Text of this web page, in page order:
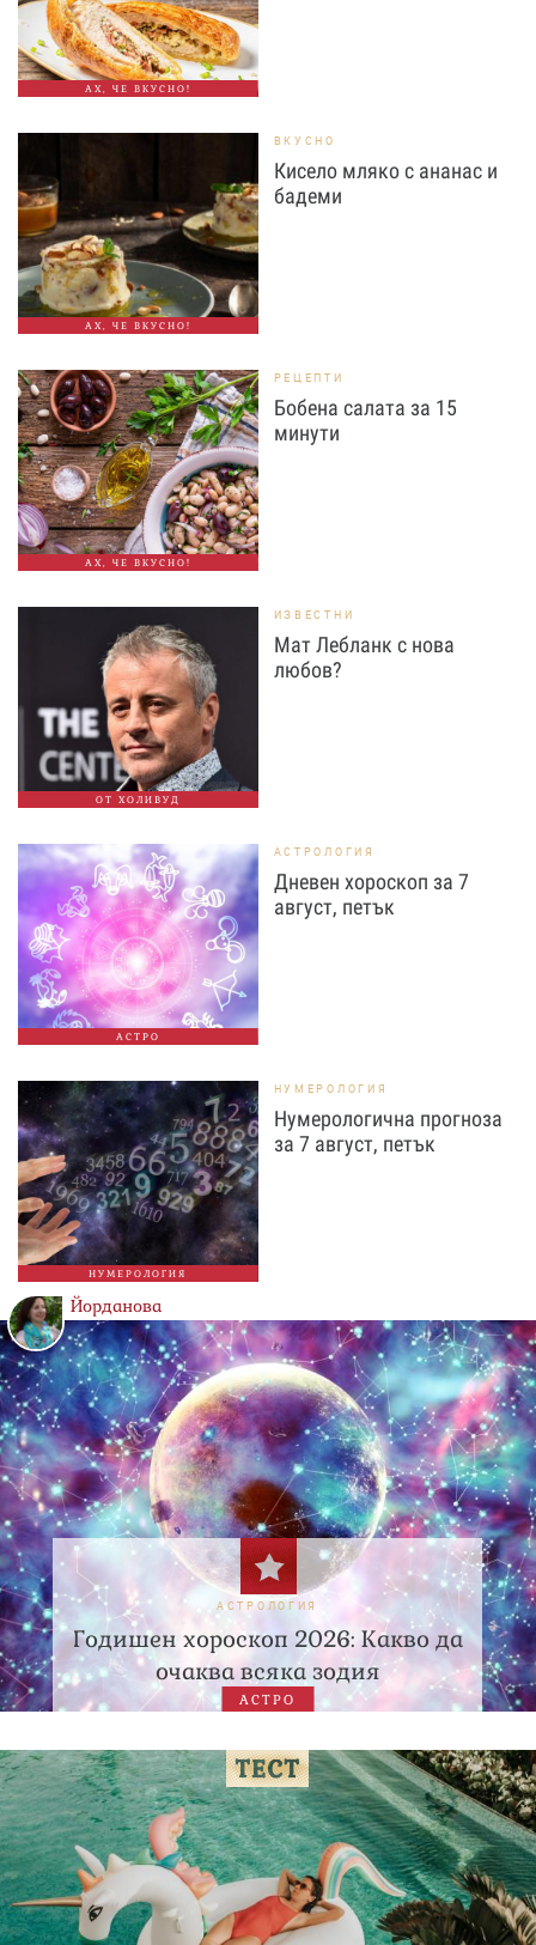
АХ, ЧЕ ВКУСНО!
АХ, ЧЕ ВКУСНО!
ВКУСНО
Кисело мляко с ананас и
бадеми
АХ, ЧЕ ВКУСНО!
РЕЦЕПТИ
Бобена салата за 15
минути
ОТ ХОЛИВУД
ИЗВЕСТНИ
Мат Лебланк с нова
любов?
АСТРО
АСТРОЛОГИЯ
Дневен хороскоп за 7
август, петък
НУМЕРОЛОГИЯ
НУМЕРОЛОГИЯ
Нумерологична прогноза
за 7 август, петък
Йорданова
АСТРОЛОГИЯ
Годишен хороскоп 2026: Какво да
очаква всяка зодия
АСТРО